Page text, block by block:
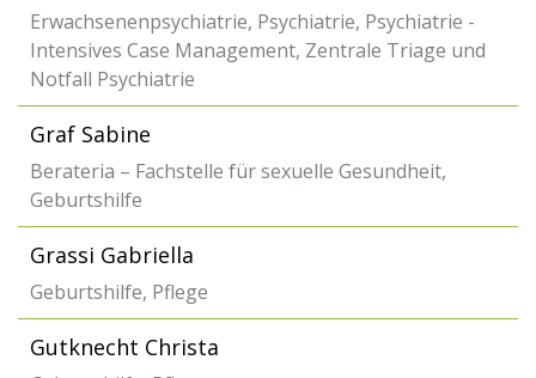
Erwachsenenpsychiatrie, Psychiatrie, Psychiatrie -
Intensives Case Management, Zentrale Triage und
Notfall Psychiatrie
Graf Sabine
Berateria – Fachstelle für sexuelle Gesundheit,
Geburtshilfe
Grassi Gabriella
Geburtshilfe, Pflege
Gutknecht Christa